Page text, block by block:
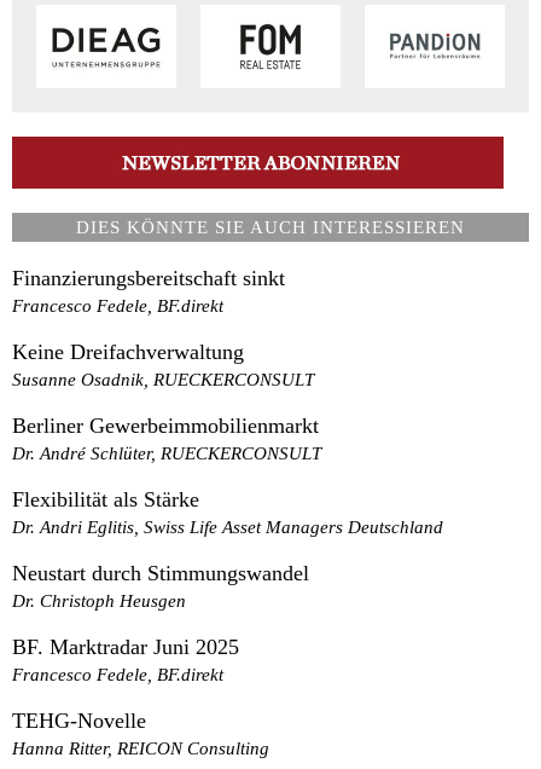
DIES KÖNNTE SIE AUCH INTERESSIEREN
Finanzierungsbereitschaft sinkt
Francesco Fedele, BF.direkt
Keine Dreifachverwaltung
Susanne Osadnik, RUECKERCONSULT
Berliner Gewerbeimmobilienmarkt
Dr. André Schlüter, RUECKERCONSULT
Flexibilität als Stärke
Dr. Andri Eglitis, Swiss Life Asset Managers Deutschland
Neustart durch Stimmungswandel
Dr. Christoph Heusgen
BF. Marktradar Juni 2025
Francesco Fedele, BF.direkt
TEHG-Novelle
Hanna Ritter, REICON Consulting